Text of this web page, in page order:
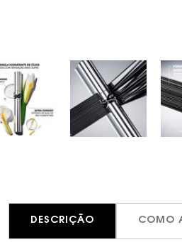
DESCRIÇÃO COMO